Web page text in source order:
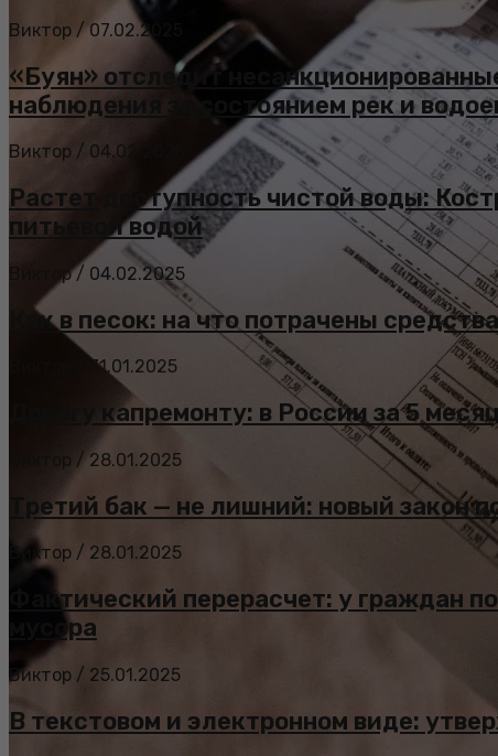
Виктор / 07.02.2025
«Буян» отследит
наблюдения за состоянием рек и
Виктор / 04.02.2025
Растет доступность чистой воды:
питьевой водой
Виктор / 04.02.2025
Как в песок: на что потрачены
31.01.2025
Дорогу капремонту: в России за 5
Виктор / 28.01.2025
Третий бак — не лишний: новый закон
Виктор / 28.01.2025
Фактический перерасчет: у граждан
мусора
Виктор / 25.01.2025
В текстовом и электронном виде: